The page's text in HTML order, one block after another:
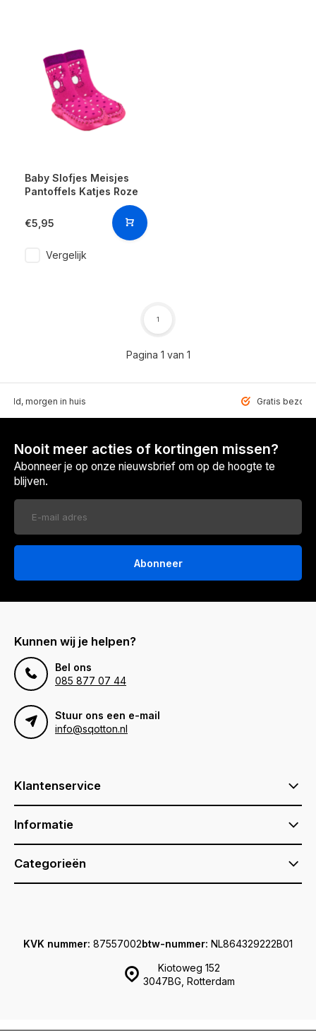
Baby Slofjes Meisjes
Pantoffels Katjes Roze
€5,95
Vergelijk
Pagina 1 van 1
1
morgen in huis Gratis
Nooit meer acties of kortingen missen?
Abonneer je op onze nieuwsbrief om op de hoogte te
blijven.
Abonneer
Kunnen wij je helpen?
Bel ons
085 877 07 44
Stuur ons een e-mail
info@sqotton.nl
Klantenservice
Informatie
Categorieën
Kiotoweg 152
3047BG, Rotterdam
KVK nummer: 87557002btw-nummer: NL864329222B01